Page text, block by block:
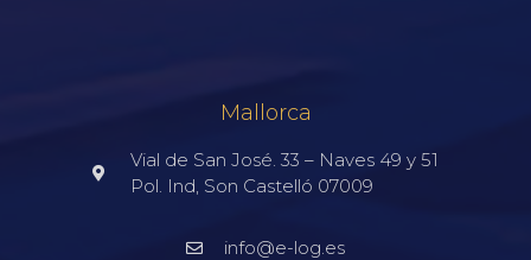
Mallorca
Vial de San José. 33 – Naves 49 y 51
Pol. Ind, Son Castelló 07009
info@e-log.es